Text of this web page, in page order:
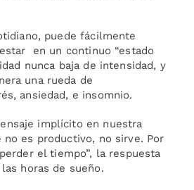
puede fácilmente
en un continuo “estado
nunca baja de intensidad, y
una rueda de
ansiedad, e insomnio.
implícito en nuestra
no es productivo, no sirve. Por
el tiempo”, la respuesta
horas de sueño.